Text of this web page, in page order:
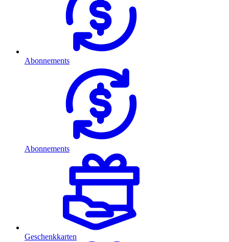
Abonnements
Abonnements
Geschenkkarten